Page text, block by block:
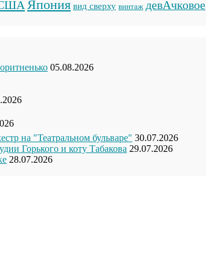
Япония вид сверху винтаж девАчковое
05.08.2026
на "Театральном бульваре" 30.07.2026
Горького и коту Табакова 29.07.2026
28.07.2026